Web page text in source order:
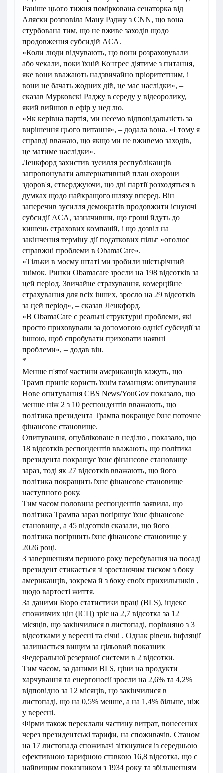
Раніше цього тижня поміркована сенаторка від
Аляски розповіла Ману Раджу з CNN, що вона
стурбована тим, що не вживе заходів щодо
продовження субсидій ACA.
«Коли люди відчувають, що вони розраховували
або чекали, поки їхній Конгрес діятиме з питання,
яке вони вважають надзвичайно пріоритетним, і
вони не бачать жодних дій, це має наслідки», –
сказав Мурковскі Раджу в середу у відеоролику,
який вийшов в ефір у неділю.
«Як керівна партія, ми несемо відповідальність за
вирішення цього питання», – додала вона. «І тому я
справді вважаю, що якщо ми не вживемо заходів,
це матиме наслідки».
Ленкфорд захистив зусилля республіканців
запропонувати альтернативний план охорони
здоров'я, стверджуючи, що дві партії розходяться в
думках щодо найкращого шляху вперед. Він
заперечив зусилля демократів продовжити існуючі
субсидії ACA, зазначивши, що гроші йдуть до
кишень страхових компаній, і що дозвіл на
закінчення терміну дії податкових пільг «оголює
справжні проблеми в ObamaCare».
«Тільки в моєму штаті ми зробили шістьрічний
знімок. Ринки Obamacare зросли на 198 відсотків за
цей період. Звичайне страхування, комерційне
страхування для всіх інших, зросло на 29 відсотків
за цей період», – сказав Ленкфорд.
«В ObamaCare є реальні структурні проблеми, які
просто приховували за допомогою однієї субсидії за
іншою, щоб спробувати приховати наявні
проблеми», – додав він.
*
Менше п'ятої частини американців кажуть, що
Трамп приніс користь їхнім гаманцям: опитування
Нове опитування CBS News/YouGov показало, що
менше ніж 2 з 10 респондентів вважають, що
політика президента Трампа покращує їхнє поточне
фінансове становище.
Опитування, опубліковане в неділю , показало, що
18 відсотків респондентів вважають, що політика
президента покращує їхнє фінансове становище
зараз, тоді як 27 відсотків вважають, що його
політика покращить їхнє фінансове становище
наступного року.
Тим часом половина респондентів заявила, що
політика Трампа зараз погіршує їхнє фінансове
становище, а 45 відсотків сказали, що його
політика погіршить їхнє фінансове становище у
2026 році.
З завершенням першого року перебування на посаді
президент стикається зі зростаючим тиском з боку
американців, зокрема й з боку своїх прихильників ,
щодо вартості життя.
За даними Бюро статистики праці (BLS), індекс
споживчих цін (ІСЦ) зріс на 2,7 відсотка за 12
місяців, що закінчилися в листопаді, порівняно з 3
відсотками у вересні та січні . Однак рівень інфляції
залишається вищим за цільовий показник
Федеральної резервної системи в 2 відсотки.
Тим часом, за даними BLS, ціни на продукти
харчування та енергоносії зросли на 2,6% та 4,2%
відповідно за 12 місяців, що закінчилися в
листопаді, що на 0,5% менше, а на 1,4% більше, ніж
у вересні.
Фірми також переклали частину витрат, понесених
через президентські тарифи, на споживачів. Станом
на 17 листопада споживачі зіткнулися із середньою
ефективною тарифною ставкою 16,8 відсотка, що є
найвищим показником з 1934 року та збільшенням